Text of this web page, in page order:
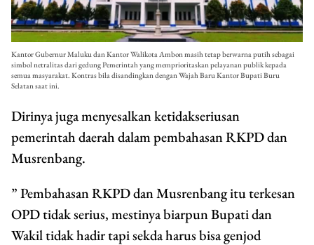
Kantor Gubernur Maluku dan Kantor Walikota Ambon masih tetap berwarna putih sebagai
simbol netralitas dari gedung Pemerintah yang memprioritaskan pelayanan publik kepada
semua masyarakat. Kontras bila disandingkan dengan Wajah Baru Kantor Bupati Buru
Selatan saat ini.
Dirinya juga menyesalkan ketidakseriusan
pemerintah daerah dalam pembahasan RKPD dan
Musrenbang.
” Pembahasan RKPD dan Musrenbang itu terkesan
OPD tidak serius, mestinya biarpun Bupati dan
Wakil tidak hadir tapi sekda harus bisa genjod